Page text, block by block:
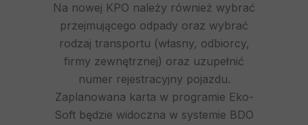
Na nowej KPO należy również wybrać
przejmującego odpady oraz wybrać
rodzaj transportu (własny, odbiorcy,
firmy zewnętrznej) oraz uzupełnić
numer rejestracyjny pojazdu.
Zaplanowana karta w programie Eko-
Soft będzie widoczna w systemie BDO